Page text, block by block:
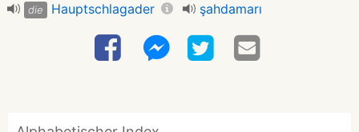
die Hauptschlagader şahdamarı